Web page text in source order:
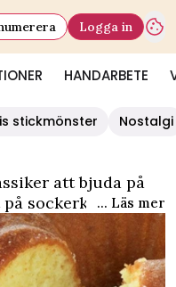
HANDARBETE
Logga in
stickmönster
Nostalgi
att bjuda på
sockerkaka med
Baka glutenfri
och enkel
bär och grädde.
... Läs mer